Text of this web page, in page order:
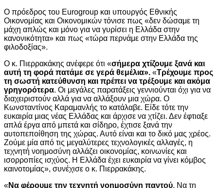
Ο πρόεδρος του Εurogroup και υπουργός Εθνικής
Οικονομίας και Οικονομικών τόνισε πως «δεν δώσαμε τη
μάχη απλώς και μόνο για να γυρίσει η Ελλάδα στην
κανονικότητα» και πως «τώρα περνάμε στην Ελλάδα της
φιλοδοξίας».
Ο κ. Πιερρακάκης ανέφερε ότι «σήμερα χτίζουμε ξανά και
αυτή τη φορά πατάμε σε γερά θεμέλια». «Τρέχουμε προς
τη σωστή κατεύθυνση και πρέπει να τρέξουμε και ακόμα
γρηγορότερα. Οι μεγάλες παρατάξεις γεννιούνται όχι για να
διαχειριστούν αλλά για να αλλάξουν μια χώρα. Ο
Κωνσταντίνος Καραμανλής το κατάλαβε. Είδε τότε την
ευκαιρία μιας νέας Ελλάδας και άρχισε να χτίζει. Δεν έφτιαξε
απλά έργα από μπετά και σίδηρο, έχτισε ξανά την
αυτοπεποίθηση της χώρας. Αυτό είναι και το δικό μας χρέος.
Ζούμε μία από τις μεγαλύτερες τεχνολογικές αλλαγές, η
τεχνητή νοημοσύνη αλλάζει οικονομίας, κοινωνίες και
ισορροπίες ισχύος. Η Ελλάδα έχει ευκαιρία να γίνει κόμβος
καινοτομίας», συνέχισε ο κ. Πιερρακάκης.
«Να φέρουμε την τεχνητή νοημοσύνη παντού. Να τη